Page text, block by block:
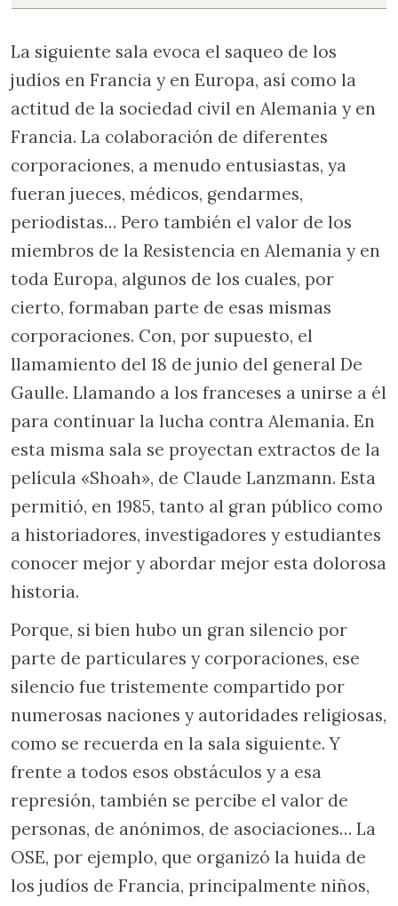
La siguiente sala evoca el saqueo de los
judíos en Francia y en Europa, así como la
actitud de la sociedad civil en Alemania y en
Francia. La colaboración de diferentes
corporaciones, a menudo entusiastas, ya
fueran jueces, médicos, gendarmes,
periodistas… Pero también el valor de los
miembros de la Resistencia en Alemania y en
toda Europa, algunos de los cuales, por
cierto, formaban parte de esas mismas
corporaciones. Con, por supuesto, el
llamamiento del 18 de junio del general De
Gaulle. Llamando a los franceses a unirse a él
para continuar la lucha contra Alemania. En
esta misma sala se proyectan extractos de la
película «Shoah», de Claude Lanzmann. Esta
permitió, en 1985, tanto al gran público como
a historiadores, investigadores y estudiantes
conocer mejor y abordar mejor esta dolorosa
historia.
Porque, si bien hubo un gran silencio por
parte de particulares y corporaciones, ese
silencio fue tristemente compartido por
numerosas naciones y autoridades religiosas,
como se recuerda en la sala siguiente. Y
frente a todos esos obstáculos y a esa
represión, también se percibe el valor de
personas, de anónimos, de asociaciones… La
OSE, por ejemplo, que organizó la huida de
los judíos de Francia, principalmente niños,